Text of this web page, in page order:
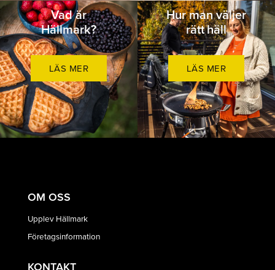
Vad är
Hällmark?
LÄS MER
Hur man väljer
rätt häll
LÄS MER
OM OSS
Upplev Hällmark
Företagsinformation
KONTAKT